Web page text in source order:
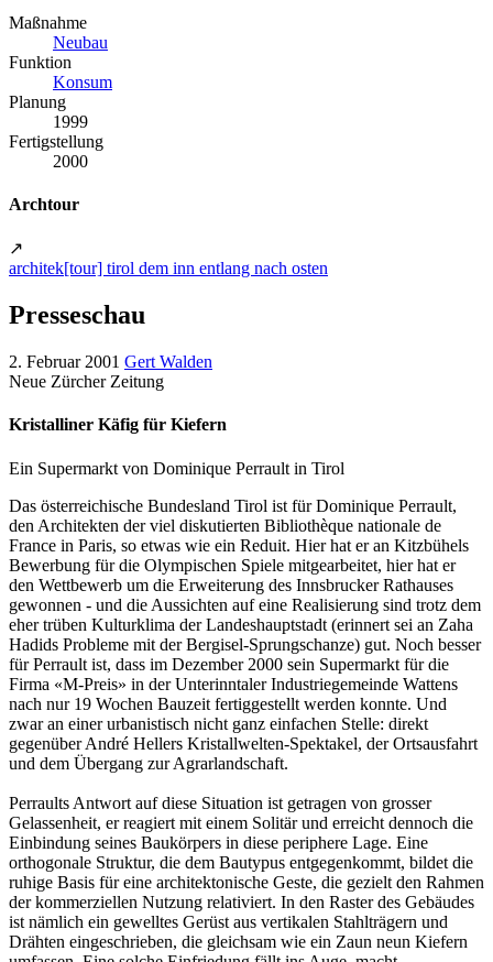
Maßnahme
Neubau
Funktion
Konsum
Planung
1999
Fertigstellung
2000
Archtour
↗
architek[tour] tirol dem inn entlang nach osten
Presseschau
2. Februar 2001 Gert Walden
Neue Zürcher Zeitung
Kristalliner Käfig für Kiefern
Ein Supermarkt von Dominique Perrault in Tirol
Das österreichische Bundesland Tirol ist für Dominique Perrault,
den Architekten der viel diskutierten Bibliothèque nationale de
France in Paris, so etwas wie ein Reduit. Hier hat er an Kitzbühels
Bewerbung für die Olympischen Spiele mitgearbeitet, hier hat er
den Wettbewerb um die Erweiterung des Innsbrucker Rathauses
gewonnen - und die Aussichten auf eine Realisierung sind trotz dem
eher trüben Kulturklima der Landeshauptstadt (erinnert sei an Zaha
Hadids Probleme mit der Bergisel-Sprungschanze) gut. Noch besser
für Perrault ist, dass im Dezember 2000 sein Supermarkt für die
Firma «M-Preis» in der Unterinntaler Industriegemeinde Wattens
nach nur 19 Wochen Bauzeit fertiggestellt werden konnte. Und
zwar an einer urbanistisch nicht ganz einfachen Stelle: direkt
gegenüber André Hellers Kristallwelten-Spektakel, der Ortsausfahrt
und dem Übergang zur Agrarlandschaft.
Perraults Antwort auf diese Situation ist getragen von grosser
Gelassenheit, er reagiert mit einem Solitär und erreicht dennoch die
Einbindung seines Baukörpers in diese periphere Lage. Eine
orthogonale Struktur, die dem Bautypus entgegenkommt, bildet die
ruhige Basis für eine architektonische Geste, die gezielt den Rahmen
der kommerziellen Nutzung relativiert. In den Raster des Gebäudes
ist nämlich ein gewelltes Gerüst aus vertikalen Stahlträgern und
Drähten eingeschrieben, die gleichsam wie ein Zaun neun Kiefern